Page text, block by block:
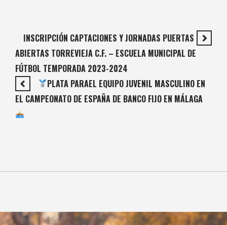
INSCRIPCIÓN CAPTACIONES Y JORNADAS PUERTAS
ABIERTAS TORREVIEJA C.F. – ESCUELA MUNICIPAL DE
FÚTBOL TEMPORADA 2023-2024
PLATA PARAEL EQUIPO JUVENIL MASCULINO EN
EL CAMPEONATO DE ESPAÑA DE BANCO FIJO EN MÁLAGA